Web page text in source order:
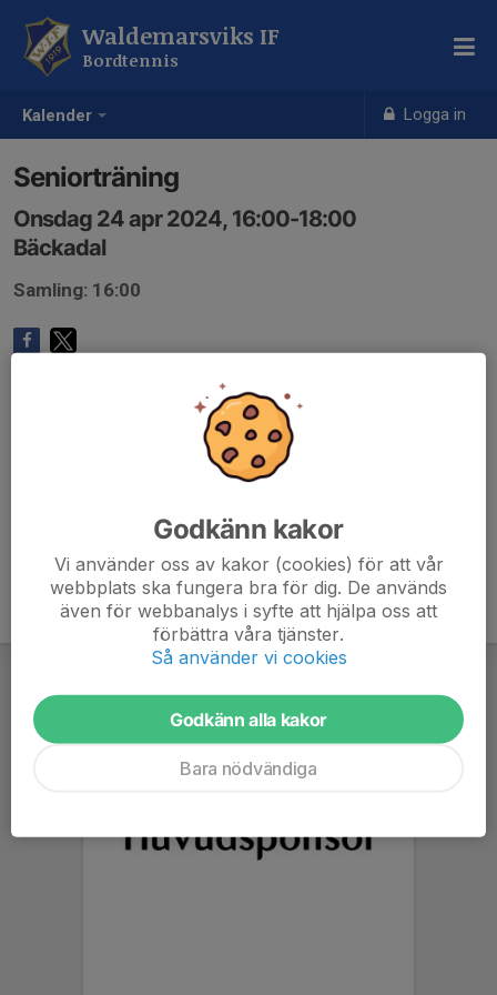
Kalender Logga in
Waldemarsviks IF
Bordtennis
Seniorträning
Onsdag 24 apr 2024, 16:00-18:00
Bäckadal
Samling: 16:00
Godkänn kakor
Vi använder oss av kakor (cookies) för att vår
webbplats ska fungera bra för dig. De används
även för webbanalys i syfte att hjälpa oss att
förbättra våra tjänster.
Så använder vi cookies
Godkänn alla kakor
Bara nödvändiga